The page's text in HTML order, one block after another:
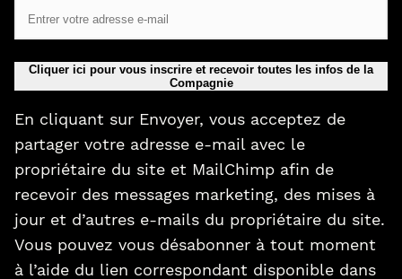
Cliquer ici pour vous inscrire et recevoir toutes les infos de la
Compagnie
En cliquant sur Envoyer, vous acceptez de
partager votre adresse e-mail avec le
propriétaire du site et MailChimp afin de
recevoir des messages marketing, des mises à
jour et d’autres e-mails du propriétaire du site.
Vous pouvez vous désabonner à tout moment
à l’aide du lien correspondant disponible dans